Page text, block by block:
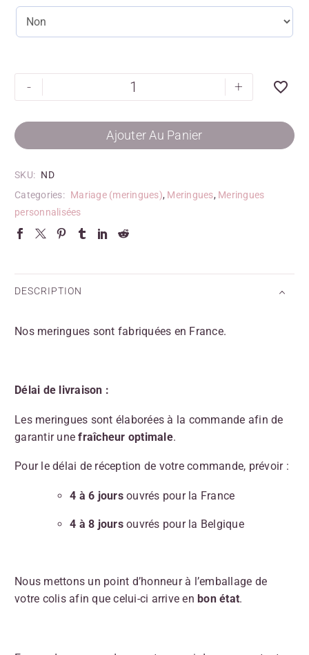
- +
Ajouter Au Panier
SKU: ND
Categories: Mariage (meringues), Meringues, Meringues
personnalisées
DESCRIPTION
Nos meringues sont fabriquées en France.
Délai de livraison :
Les meringues sont élaborées à la commande afin de
garantir unefraîcheur optimale.
Pour le délai de réception de votre commande, prévoir :
4 à 6 jours ouvrés pour la France
4 à 8 jours ouvrés pour la Belgique
Nous mettons un point d’honneur à l’emballage de
votre colis afin que celui-ci arrive en bon état.